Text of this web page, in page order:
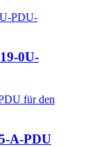
0U-
A-PDU